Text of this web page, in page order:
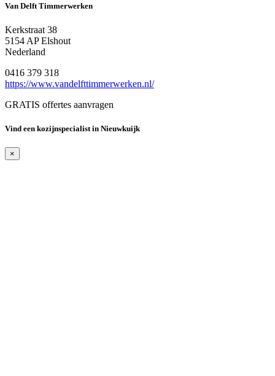
Van Delft Timmerwerken
Kerkstraat 38
5154 AP Elshout
Nederland
0416 379 318
https://www.vandelfttimmerwerken.nl/
GRATIS offertes aanvragen
Vind een kozijnspecialist in Nieuwkuijk
×